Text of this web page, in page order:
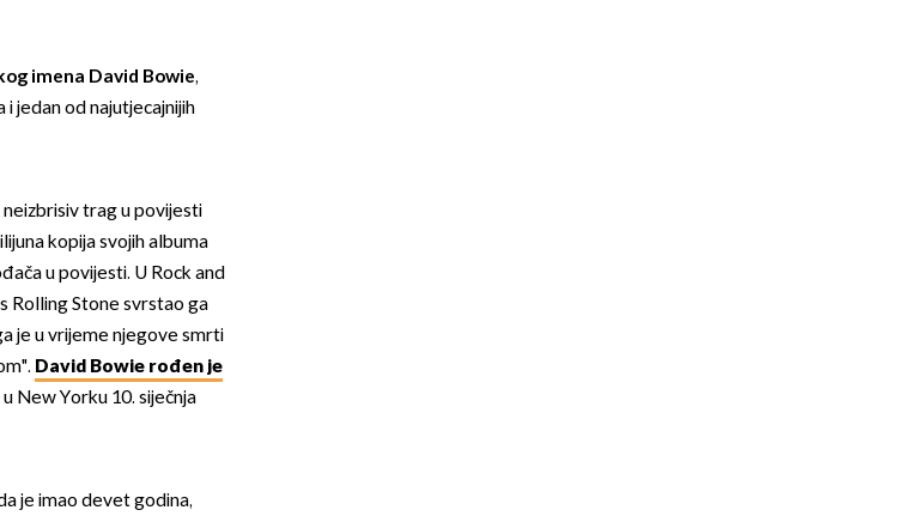
imena David Bowie,
jedan od najutjecajnijih
trag u povijesti
kopija svojih albuma
u povijesti. U Rock and
Rolling Stone svrstao ga
je u vrijeme njegove smrti
David Bowie rođen je
New Yorku 10. siječnja
je imao devet godina,